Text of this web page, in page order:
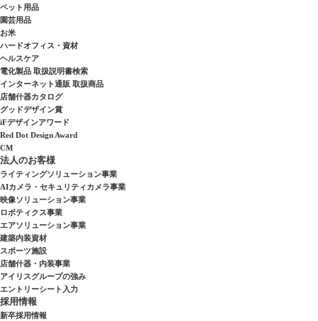
ペット用品
園芸用品
お米
ハードオフィス・資材
ヘルスケア
電化製品 取扱説明書検索
インターネット通販 取扱商品
店舗什器カタログ
グッドデザイン賞
iFデザインアワード
Red Dot Design Award
CM
法人のお客様
ライティングソリューション事業
AIカメラ・セキュリティカメラ事業
映像ソリューション事業
ロボティクス事業
エアソリューション事業
建築内装資材
スポーツ施設
店舗什器・内装事業
アイリスグループの強み
エントリーシート入力
採用情報
新卒採用情報